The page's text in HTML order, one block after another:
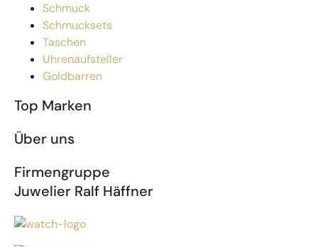
Schmuck
Schmucksets
Taschen
Uhrenaufsteller
Goldbarren
Top Marken
Über uns
Firmengruppe
Juwelier Ralf Häffner